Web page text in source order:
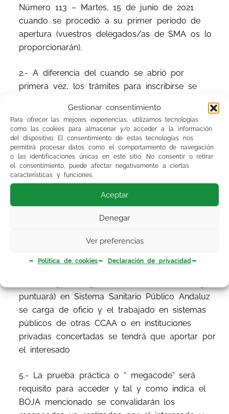
Gestionar consentimiento
Para ofrecer las mejores experiencias, utilizamos tecnologías
como las cookies para almacenar y/o acceder a la información
del dispositivo. El consentimiento de estas tecnologías nos
permitirá procesar datos como el comportamiento de navegación
o las identificaciones únicas en este sitio. No consentir o retirar
el consentimiento, puede afectar negativamente a ciertas
características y funciones.
Aceptar
Denegar
Ver preferencias
Política de cookies Declaración de privacidad
Número 113 – Martes, 15 de junio de 2021
cuando se procedió a su primer periodo de
apertura (vuestros delegados/as de SMA os lo
proporcionarán).
2.- A diferencia del cuando se abrió por
primera vez, los trámites para inscribirse se
teniendo que anexar al proceso de “bolsa de
suplencia 061” vuestra titulación ( la mayoría las
tenéis ya metidas en la VEC ).
3.- Cuando entre en vigor esta nueva bolsa de
suplencia anulará a la anterior y todos los
contratos se ofertarán por ella de tal forma
que todos aquellos profesionales estén o no en
bolsa de suplencia vigente tendrán que
baremados actualmente y poder acceder a
contratos.
puntuará) en Sistema Sanitario Público Andaluz
se carga de oficio y el trabajado en sistemas
públicos de otras CCAA o en instituciones
privadas concertadas se tendrá que aportar por
el interesado
5.- La prueba práctica o “ megacode” será
requisito para acceder y tal y como indica el
BOJA mencionado se convalidarán los